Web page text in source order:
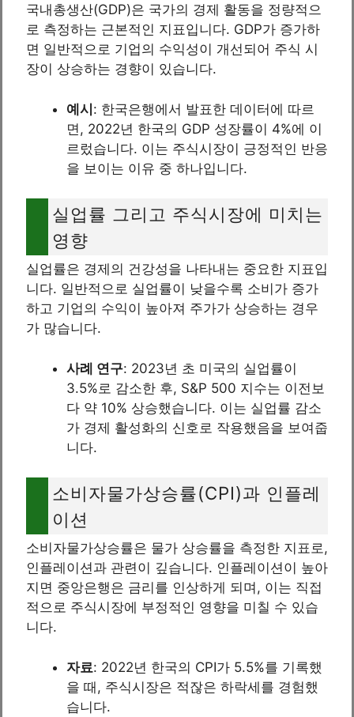
국내총생산(GDP)은 국가의 경제 활동을 정량적으
로 측정하는 근본적인 지표입니다. GDP가 증가하
면 일반적으로 기업의 수익성이 개선되어 주식 시
장이 상승하는 경향이 있습니다.
예시: 한국은행에서 발표한 데이터에 따르
면, 2022년 한국의 GDP 성장률이 4%에 이
르렀습니다. 이는 주식시장이 긍정적인 반응
을 보이는 이유 중 하나입니다.
실업률 그리고 주식시장에 미치는
영향
실업률은 경제의 건강성을 나타내는 중요한 지표입
니다. 일반적으로 실업률이 낮을수록 소비가 증가
하고 기업의 수익이 높아져 주가가 상승하는 경우
가 많습니다.
사례 연구: 2023년 초 미국의 실업률이
3.5%로 감소한 후, S&P 500 지수는 이전보
다 약 10% 상승했습니다. 이는 실업률 감소
가 경제 활성화의 신호로 작용했음을 보여줍
니다.
소비자물가상승률(CPI)과 인플레
이션
소비자물가상승률은 물가 상승률을 측정한 지표로,
인플레이션과 관련이 깊습니다. 인플레이션이 높아
지면 중앙은행은 금리를 인상하게 되며, 이는 직접
적으로 주식시장에 부정적인 영향을 미칠 수 있습
니다.
자료: 2022년 한국의 CPI가 5.5%를 기록했
을 때, 주식시장은 적잖은 하락세를 경험했
습니다.